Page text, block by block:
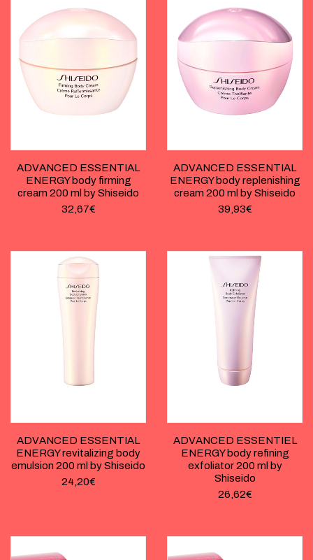
ADVANCED ESSENTIAL
ENERGY body firming
cream 200 ml by Shiseido
32,67€
ADVANCED ESSENTIAL
ENERGY body replenishing
cream 200 ml by Shiseido
39,93€
ADVANCED ESSENTIAL
ENERGY revitalizing body
emulsion 200 ml by Shiseido
24,20€
ADVANCED ESSENTIEL
ENERGY body refining
exfoliator 200 ml by
Shiseido
26,62€